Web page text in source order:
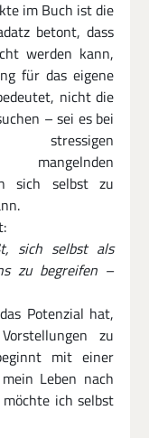
im Buch ist die
betont, dass
werden kann,
für das eigene
nicht die
– sei es bei
stressigen
sich selbst zu
sich selbst als
zu begreifen –
Potenzial hat,
zu
mit einer
Leben nach
ich selbst